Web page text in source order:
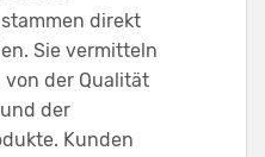
direkt
Sie vermitteln
der Qualität
der
Kunden